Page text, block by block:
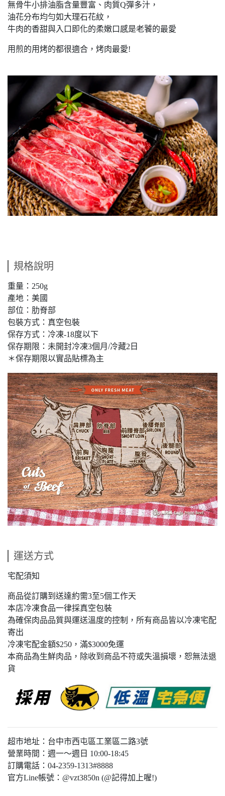
無骨牛小排油脂含量豐富、肉質Q彈多汁，
油花分布均勻如大理石花紋，
牛肉的香甜與入口即化的柔嫩口感是老饕的最愛
用煎的用烤的都很適合，烤肉最愛!
規格說明
重量：250g
產地：美國
部位：肋脊部
包裝方式：真空包裝
保存方式：冷凍-18度以下
保存期限：未開封冷凍3個月/冷藏2日
＊保存期限以實品貼標為主
運送方式
宅配須知
商品從訂購到送達約需3至5個工作天
本店冷凍食品一律採真空包裝
為確保肉品品質與運送溫度的控制，所有商品皆以冷凍宅配
寄出
冷凍宅配金額$250，滿$3000免運
本商品為生鮮肉品，除收到商品不符或失溫損壞，恕無法退
貨
超市地址：台中市西屯區工業區二路3號
營業時間：週一～週日 10:00-18:45
訂購電話：04-2359-1313#8888
官方Line帳號：@vzt3850n (@記得加上喔!)